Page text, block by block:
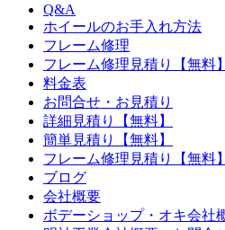
Q&A
ホイールのお手入れ方法
フレーム修理
フレーム修理見積り【無料】
料金表
お問合せ・お見積り
詳細見積り【無料】
簡単見積り【無料】
フレーム修理見積り【無料】
ブログ
会社概要
ボデーショップ・オキ会社